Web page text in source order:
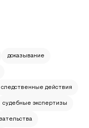
доказывание
следственные действия
судебные экспертизы